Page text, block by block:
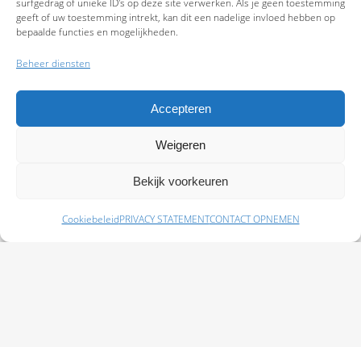
surfgedrag of unieke ID's op deze site verwerken. Als je geen toestemming
geeft of uw toestemming intrekt, kan dit een nadelige invloed hebben op
bepaalde functies en mogelijkheden.
Beheer diensten
Accepteren
Weigeren
Bekijk voorkeuren
CookiebeleidPRIVACY STATEMENTCONTACT OPNEMEN
Schade melden Afspraak maken Polissen